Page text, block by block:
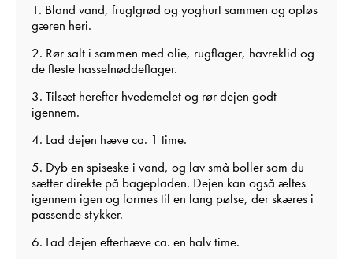
1. Bland vand, frugtgrød og yoghurt sammen og opløs
gæren heri.
2. Rør salt i sammen med olie, rugflager, havreklid og
de fleste hasselnøddeflager.
3. Tilsæt herefter hvedemelet og rør dejen godt
igennem.
4. Lad dejen hæve ca. 1 time.
5. Dyb en spiseske i vand, og lav små boller som du
sætter direkte på bagepladen. Dejen kan også æltes
igennem igen og formes til en lang pølse, der skæres i
passende stykker.
6. Lad dejen efterhæve ca. en halv time.